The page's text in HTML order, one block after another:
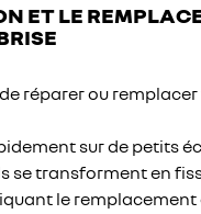
ET LE
réparer ou
sur de petits
se transforment en
le remplacement